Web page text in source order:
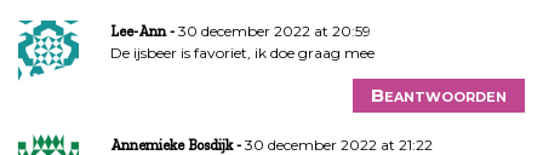
Lee-Ann
30 december 2022 at 20:59
De ijsbeer is favoriet, ik doe graag mee
Beantwoorden
Annemieke Bosdijk
30 december 2022 at 21:22